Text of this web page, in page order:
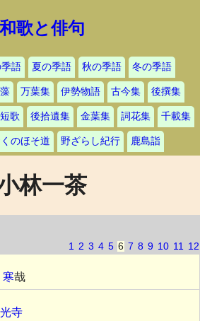
和歌と俳句
語 夏の季語 秋の季語 冬の季語
万葉集 伊勢物語 古今集 後撰集
歌 後拾遺集 金葉集 詞花集 千載集
のほそ道 野ざらし紀行 鹿島詣
林一茶
1 2 3 4 5 6 7 8 9 10 11 12
寒哉
寺